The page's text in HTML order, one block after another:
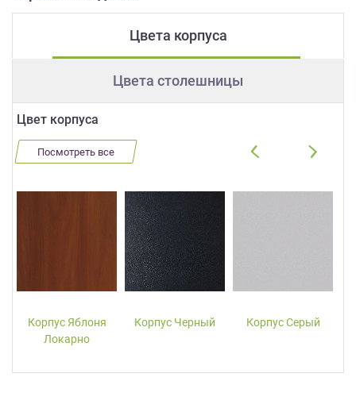
Цвета корпуса
Цвета столешницы
Цвет корпуса
Посмотреть все
Корпус Яблоня
Локарно
Корпус Черный Корпус Серый